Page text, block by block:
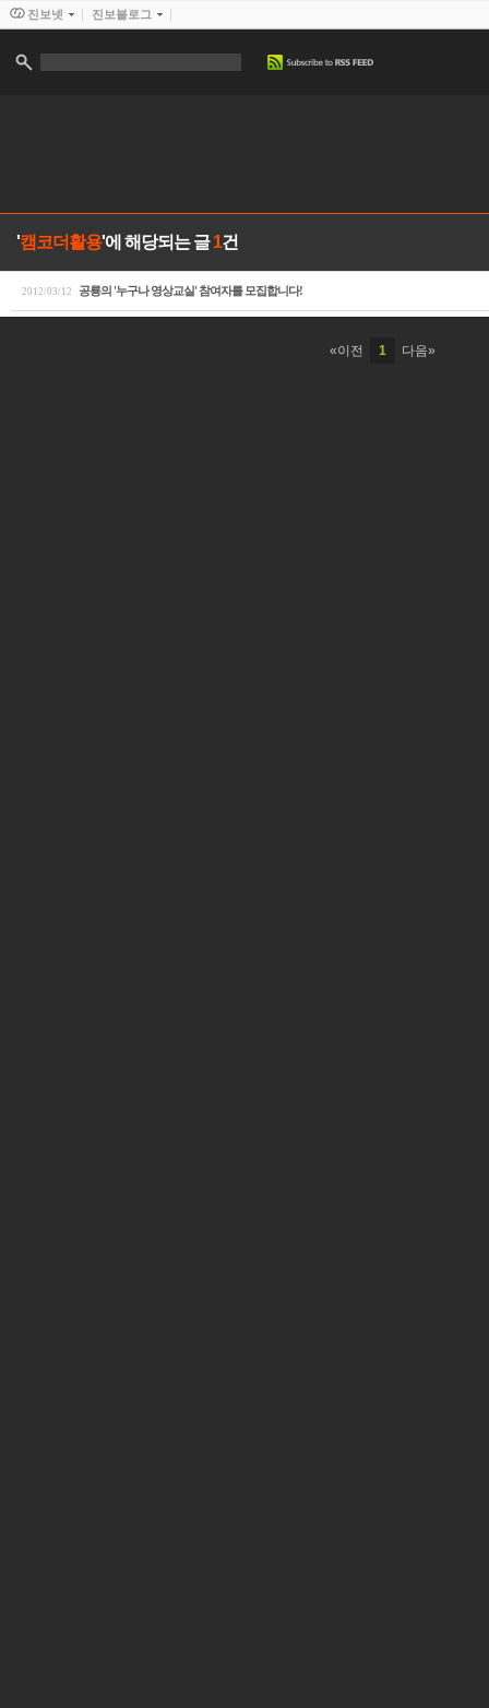
'캠코더활용'에 해당되는 글1건
2012/03/12 공룡의 '누구나 영상교실' 참여자를 모집합니다!
«이전 1 다음»
진보넷 진보블로그